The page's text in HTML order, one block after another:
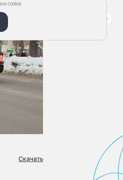
cookie.
Скачать